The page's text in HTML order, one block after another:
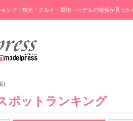
ング | 観光・グルメ・買物・ホテルの情報が見つか
)
ポットランキング